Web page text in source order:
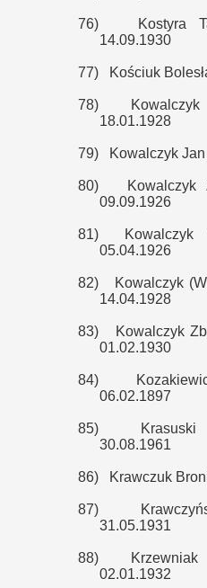
76)
Kostyra
14.09.1930
77) Kościuk
78)
Kowalczyk
18.01.1928
79) Kowalczyk
80)
Kowalczyk
09.09.1926
81)
Kowalczyk
05.04.1926
82)
Kowalczyk
14.04.1928
83)
Kowalczyk
01.02.1930
84)
06.02.1897
85)
Krasuski
30.08.1961
86) Krawczuk
87)
31.05.1931
88)
Krzewniak
02.01.1932